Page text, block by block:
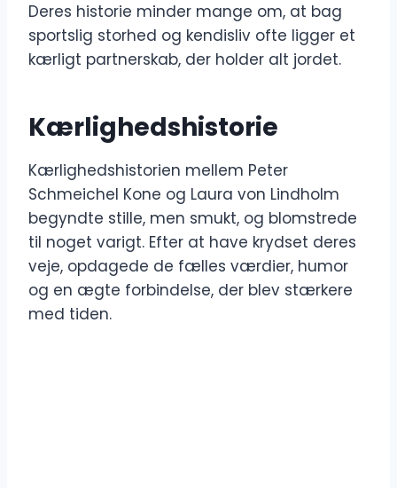
Deres historie minder mange om, at bag
sportslig storhed og kendisliv ofte ligger et
kærligt partnerskab, der holder alt jordet.
Kærlighedshistorie
Kærlighedshistorien mellem Peter
Schmeichel Kone og Laura von Lindholm
begyndte stille, men smukt, og blomstrede
til noget varigt. Efter at have krydset deres
veje, opdagede de fælles værdier, humor
og en ægte forbindelse, der blev stærkere
med tiden.